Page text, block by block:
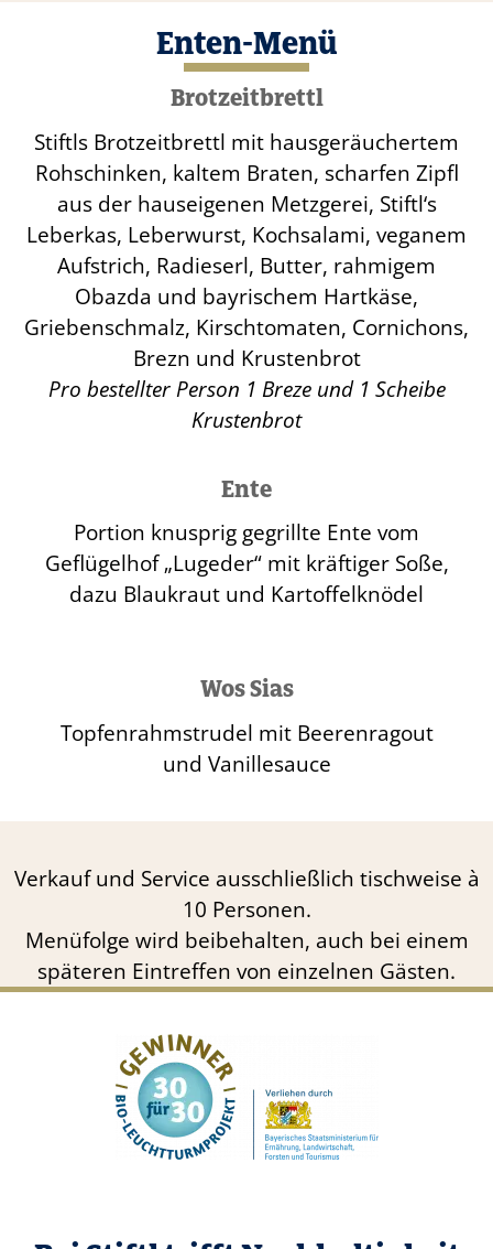
Enten-Menü
Brotzeitbrettl
Stiftls Brotzeitbrettl mit hausgeräuchertem
Rohschinken, kaltem Braten, scharfen Zipfl
aus der hauseigenen Metzgerei, Stiftl‘s
Leberkas, Leberwurst, Kochsalami, veganem
Aufstrich, Radieserl, Butter, rahmigem
Obazda und bayrischem Hartkäse,
Griebenschmalz, Kirschtomaten, Cornichons,
Brezn und Krustenbrot
Pro bestellter Person 1 Breze und 1 Scheibe
Krustenbrot
Ente
Portion knusprig gegrillte Ente vom
Geflügelhof „Lugeder“ mit kräftiger Soße,
dazu Blaukraut und Kartoffelknödel
Wos Sias
Topfenrahmstrudel mit Beerenragout
und Vanillesauce
Verkauf und Service ausschließlich tischweise à
10 Personen.
Menüfolge wird beibehalten, auch bei einem
späteren Eintreffen von einzelnen Gästen.